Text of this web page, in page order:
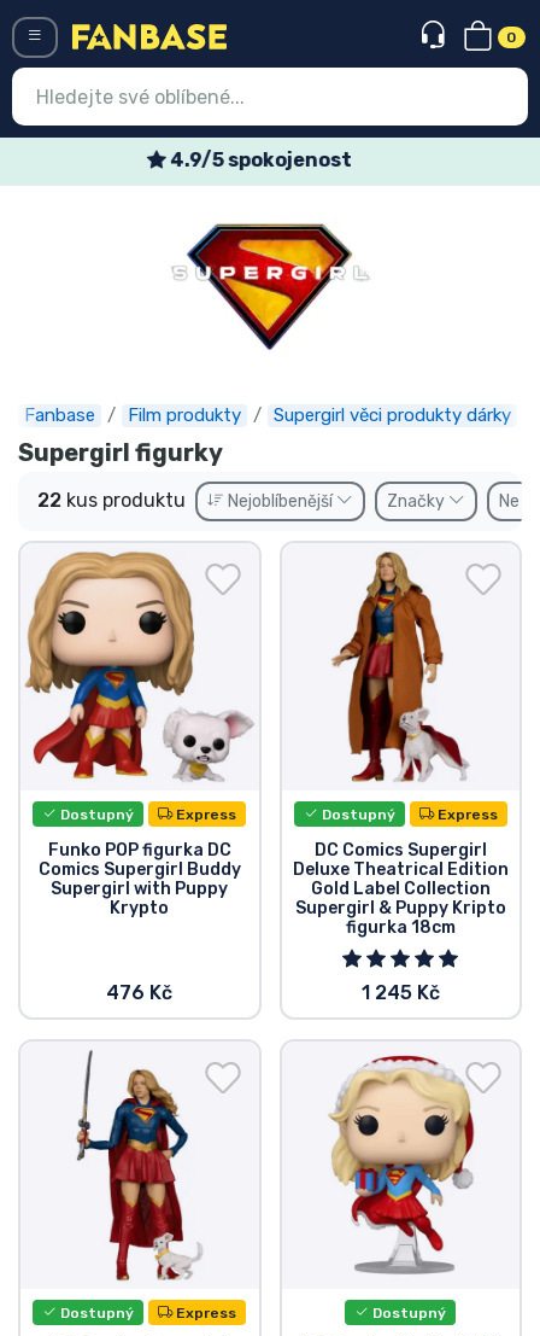
0
Týdenní speciální nabídky
Fanbase Film produkty Supergirl věci produkty dárky
Supergirl figurky
22 kus produktu Nejoblíbenější Značky Ne
Dostupný Express
Funko POP figurka DC
Comics Supergirl Buddy
Supergirl with Puppy
Krypto
476 Kč
Dostupný Express
DC Comics Supergirl
Deluxe Theatrical Edition
Gold Label Collection
Supergirl & Puppy Kripto
figurka 18cm
1 245 Kč
Dostupný Express Dostupný
Nejnovější věci
Předobjednat
Outlet produkty
Doprava a platba
Seriálové věci
Filmové věci
Úžasné věci
Anime věci
Hráčské věci
Hudební věci
Typy produktů
Značky